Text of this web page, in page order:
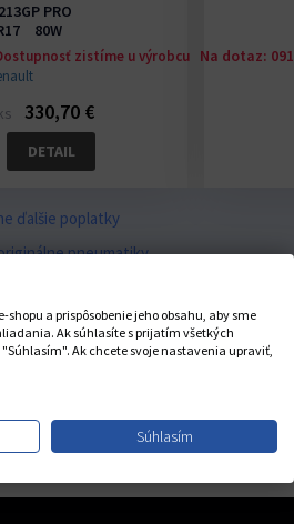
PRO
80W
zistíme u výrobcu
330,70 €
DETAIL
Na dotaz:
ďalšie poplatky
pneumatiky
4€ s DPH / 1ks
0
shopu a prispôsobenie jeho obsahu, aby sme
Ak súhlasíte s prijatím všetkých
Ak chcete svoje nastavenia upraviť,
Súhlasím